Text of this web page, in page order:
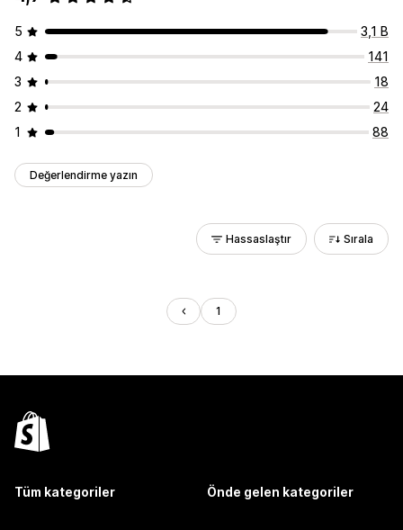
5
3,1 B
4
141
3
18
2
24
1
88
Değerlendirme yazın
Hassaslaştır Sırala
1
Tüm kategoriler Önde gelen kategoriler